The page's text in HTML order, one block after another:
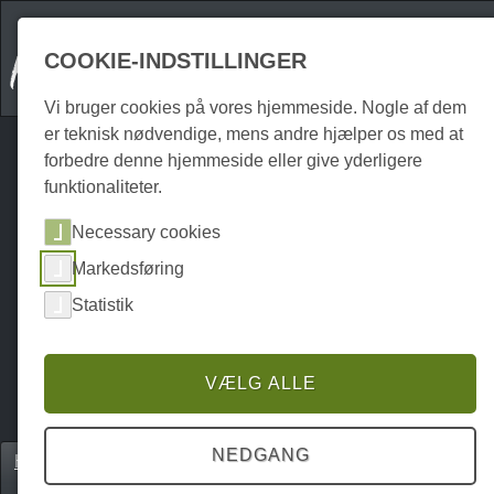
Home
Museer & udstillinger
P0203KM00024
COOKIE-INDSTILLINGER
Vi bruger cookies på vores hjemmeside. Nogle af dem
er teknisk nødvendige, mens andre hjælper os med at
forbedre denne hjemmeside eller give yderligere
funktionaliteter.
Necessary cookies
Markedsføring
Statistik
VÆLG ALLE
NEDGANG